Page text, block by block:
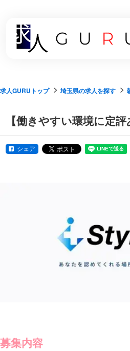
求人GURUトップ 埼玉県の求人を探す
【働きやすい環境に定
シェア
募集内容